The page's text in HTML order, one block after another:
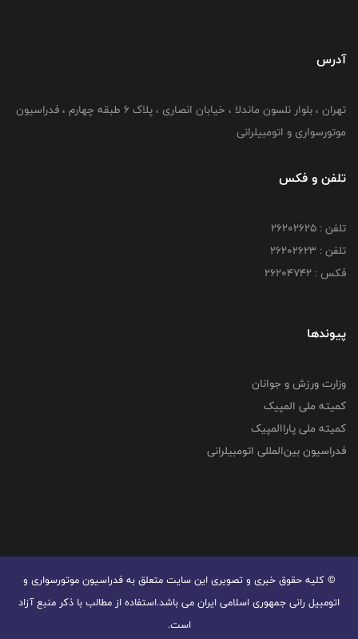
آدرس
تهران ، بلوار نلسون ماندلا ، خیابان انصاری ، پلاک ۶ طبقه چهارم ، فدراسیون
موتورسواری و اتومبیلرانی
تلفن و فکس
تلفن : ۲۶۲۰۲۶۲۵
تلفن : ۲۶۲۰۲۶۲۳
فکس : ۲۶۲۰۴۷۴۲
پیوندها
وزارت ورزش و جوانان
کمیته ملی المپیک
کمیته ملی پاراالمپیک
فدراسیون بین‌المللی اتومبیلرانی
© کليه حقوق خبری و تصويری اين سايت متعلق به فدراسیون موتورسواری و
اتومبیل رانی جمهوری اسلامی ایران می باشد.استفاده از مطالب با ذكر منبع آزاد
است.